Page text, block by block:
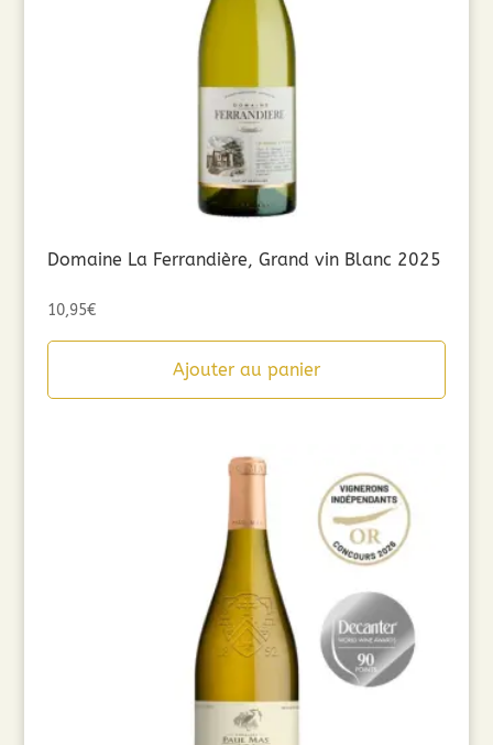
Domaine La Ferrandière, Grand vin Blanc 2025
10,95€
Ajouter au panier